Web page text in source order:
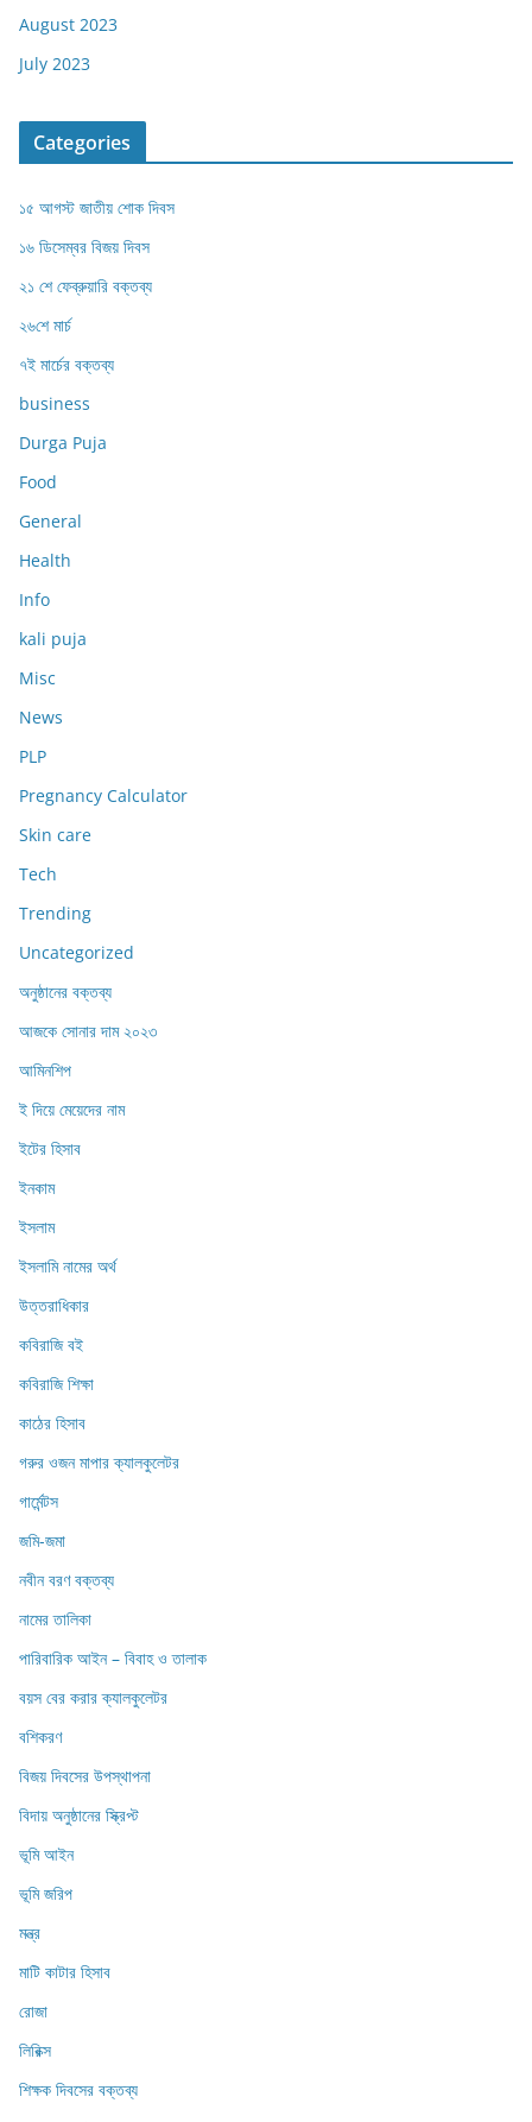
August 2023
July 2023
Categories
১৫ আগস্ট জাতীয় শোক দিবস
১৬ ডিসেম্বর বিজয় দিবস
২১ শে ফেব্রুয়ারি বক্তব্য
২৬শে মার্চ
৭ই মার্চের বক্তব্য
business
Durga Puja
Food
General
Health
Info
kali puja
Misc
News
PLP
Pregnancy Calculator
Skin care
Tech
Trending
Uncategorized
অনুষ্ঠানের বক্তব্য
আজকে সোনার দাম ২০২৩
আমিনশিপ
ই দিয়ে মেয়েদের নাম
ইটের হিসাব
ইনকাম
ইসলাম
ইসলামি নামের অর্থ
উত্তরাধিকার
কবিরাজি বই
কবিরাজি শিক্ষা
কাঠের হিসাব
গরুর ওজন মাপার ক্যালকুলেটর
গার্মেন্টস
জমি-জমা
নবীন বরণ বক্তব্য
নামের তালিকা
পারিবারিক আইন – বিবাহ ও তালাক
বয়স বের করার ক্যালকুলেটর
বশিকরণ
বিজয় দিবসের উপস্থাপনা
বিদায় অনুষ্ঠানের স্ক্রিপ্ট
ভূমি আইন
ভূমি জরিপ
মন্ত্র
মাটি কাটার হিসাব
রোজা
লিরিক্স
শিক্ষক দিবসের বক্তব্য